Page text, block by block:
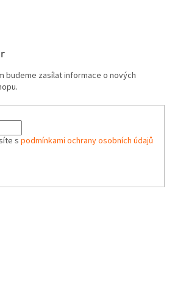
budeme zasílat informace o nových
s podmínkami ochrany osobních údajů